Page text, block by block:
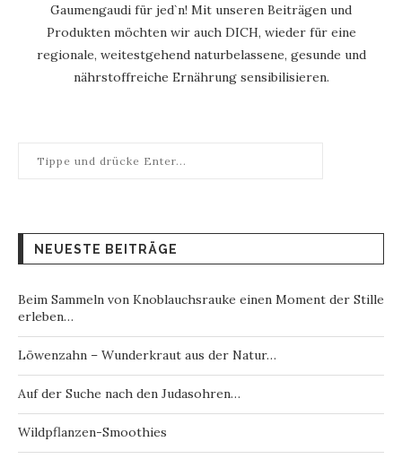
Gaumengaudi für jed`n! Mit unseren Beiträgen und
Produkten möchten wir auch DICH, wieder für eine
regionale, weitestgehend naturbelassene, gesunde und
nährstoffreiche Ernährung sensibilisieren.
NEUESTE BEITRÄGE
Beim Sammeln von Knoblauchsrauke einen Moment der Stille
erleben…
Löwenzahn – Wunderkraut aus der Natur…
Auf der Suche nach den Judasohren…
Wildpflanzen-Smoothies